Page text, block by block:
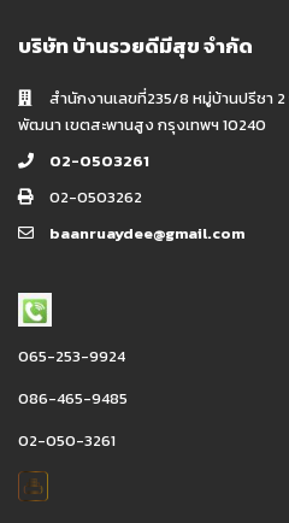
บริษัท บ้านรวยดีมีสุข จำกัด
สำนักงานเลขที่235/8 หมู่บ้านปรีชา
พัฒนา เขตสะพานสูง กรุงเทพฯ 10240
02-0503261
02-0503262
baanruaydee@gmail.com
065-253-9924
086-465-9485
02-050-3261